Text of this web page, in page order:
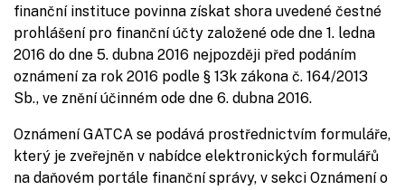
finanční instituce povinna získat shora uvedené čestné
prohlášení pro finanční účty založené ode dne 1. ledna
2016 do dne 5. dubna 2016 nejpozději před podáním
oznámení za rok 2016 podle § 13k zákona č. 164/2013
Sb., ve znění účinném ode dne 6. dubna 2016.
Oznámení GATCA se podává prostřednictvím formuláře,
který je zveřejněn v nabídce elektronických formulářů
na daňovém portále finanční správy, v sekci Oznámení o